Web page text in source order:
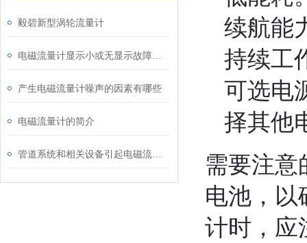
毅碧新型涡轮流量计
产生电磁流量计噪声的因素有哪些
电磁流量计的简介
续航能
持续工
可选电
择其他
需要注意
电池，以
计时，应